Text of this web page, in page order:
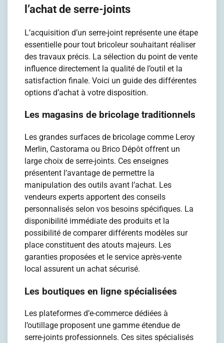
l’achat de serre-joints
L’acquisition d’un serre-joint représente une étape
essentielle pour tout bricoleur souhaitant réaliser
des travaux précis. La sélection du point de vente
influence directement la qualité de l’outil et la
satisfaction finale. Voici un guide des différentes
options d’achat à votre disposition.
Les magasins de bricolage traditionnels
Les grandes surfaces de bricolage comme Leroy
Merlin, Castorama ou Brico Dépôt offrent un
large choix de serre-joints. Ces enseignes
présentent l’avantage de permettre la
manipulation des outils avant l’achat. Les
vendeurs experts apportent des conseils
personnalisés selon vos besoins spécifiques. La
disponibilité immédiate des produits et la
possibilité de comparer différents modèles sur
place constituent des atouts majeurs. Les
garanties proposées et le service après-vente
local assurent un achat sécurisé.
Les boutiques en ligne spécialisées
Les plateformes d’e-commerce dédiées à
l’outillage proposent une gamme étendue de
serre-joints professionnels. Ces sites spécialisés